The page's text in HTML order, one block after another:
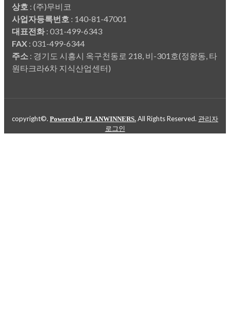
상호 : (주)무비코
사업자등록번호 : 140-81-47001
대표전화: 031-499-6343
FAX : 031-499-6344
주소 : 경기도 시흥시 옥구천동로 218, 비-301호(정왕동, 타
원타크라6차 지식산업센터)
copyright©. Powered by PLANWINNERS. All Rights Reserved. 관리자
로그인